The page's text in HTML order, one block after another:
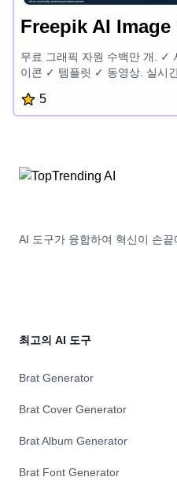
Freepik AI
무료 그래픽 자원 수백만 개.
이콘 ✓ 템플릿 ✓ 동영상. 실시
5
AI 도구가 융합하여 혁신이 손
최고의 AI 도구
Brat Generator
Brat Cover Generator
Brat Album Generator
Brat Font Generator